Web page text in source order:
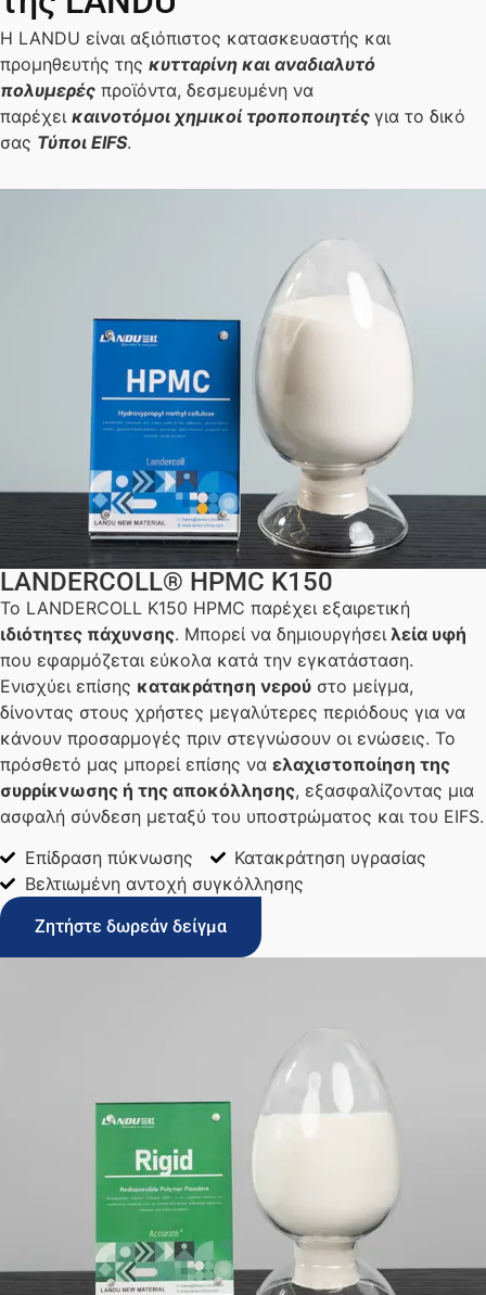
Η LANDU είναι αξιόπιστος κατασκευαστής και
προμηθευτής της κυτταρίνη και αναδιαλυτό
πολυμερές προϊόντα, δεσμευμένη να
παρέχει καινοτόμοι χημικοί τροποποιητές για το δικό
σας Τύποι EIFS.
LANDERCOLL® HPMC K150
Το LANDERCOLL K150 HPMC παρέχει εξαιρετική
ιδιότητες πάχυνσης. Μπορεί να δημιουργήσει λεία υφή
που εφαρμόζεται εύκολα κατά την εγκατάσταση.
Ενισχύει επίσης κατακράτηση νερού στο μείγμα,
δίνοντας στους χρήστες μεγαλύτερες περιόδους για να
κάνουν προσαρμογές πριν στεγνώσουν οι ενώσεις. Το
πρόσθετό μας μπορεί επίσης να ελαχιστοποίηση της
συρρίκνωσης ή της αποκόλλησης, εξασφαλίζοντας μια
ασφαλή σύνδεση μεταξύ του υποστρώματος και του EIFS.
Επίδραση πύκνωσης
Κατακράτηση υγρασίας
Βελτιωμένη αντοχή συγκόλλησης
Ζητήστε δωρεάν δείγμα